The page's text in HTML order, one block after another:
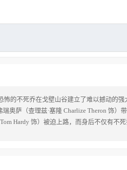
的不死乔在戈壁山谷建立了难以撼动的
奥萨（查理兹·塞隆 Charlize Theron 饰）
Hardy 饰）被迫上路，而身后不仅有不死